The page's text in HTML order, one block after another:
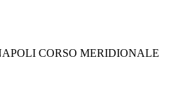
CORSO MERIDIONALE